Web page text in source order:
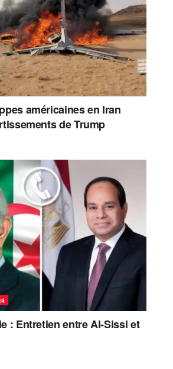
américaines en Iran
de Trump
: Entretien entre Al-Sissi et